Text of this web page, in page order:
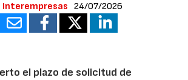
Interempresas 24/07/2026
el plazo de solicitud de